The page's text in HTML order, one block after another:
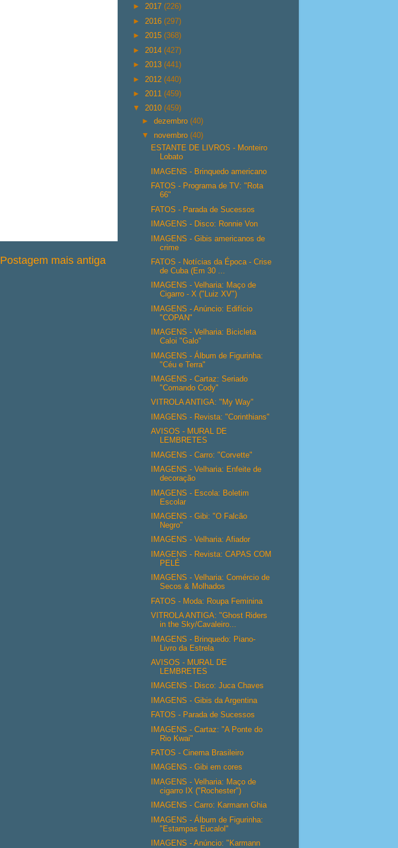
Postagem mais antiga
► 2017 (226)
► 2016 (297)
► 2015 (368)
► 2014 (427)
► 2013 (441)
► 2012 (440)
► 2011 (459)
▼ 2010 (459)
►dezembro(40)
▼ novembro(40)
ESTANTE DE LIVROS - Monteiro
Lobato
IMAGENS - Brinquedo americano
FATOS - Programa de TV: "Rota
66"
FATOS - Parada de Sucessos
IMAGENS - Disco: Ronnie Von
IMAGENS - Gibis americanos de
crime
FATOS - Notícias da Época - Crise
de Cuba (Em 30 ...
IMAGENS - Velharia: Maço de
Cigarro - X ("Luiz XV")
IMAGENS - Anúncio: Edifício
"COPAN"
IMAGENS - Velharia: Bicicleta
Caloi "Galo"
IMAGENS - Álbum de Figurinha:
"Céu e Terra"
IMAGENS - Cartaz: Seriado
"Comando Cody"
VITROLA ANTIGA: "My Way"
IMAGENS - Revista: "Corinthians"
AVISOS - MURAL DE
LEMBRETES
IMAGENS - Carro: "Corvette"
IMAGENS - Velharia: Enfeite de
decoração
IMAGENS - Escola: Boletim
Escolar
IMAGENS - Gibi: "O Falcão
Negro"
IMAGENS - Velharia: Afiador
IMAGENS - Revista: CAPAS COM
PELÉ
IMAGENS - Velharia: Comércio de
Secos & Molhados
FATOS - Moda: Roupa Feminina
VITROLA ANTIGA: "Ghost Riders
in the Sky/Cavaleiro...
IMAGENS - Brinquedo: Piano-
Livro da Estrela
AVISOS - MURAL DE
LEMBRETES
IMAGENS - Disco: Juca Chaves
IMAGENS - Gibis da Argentina
FATOS - Parada de Sucessos
IMAGENS - Cartaz: "A Ponte do
Rio Kwai"
FATOS - Cinema Brasileiro
IMAGENS - Gibi em cores
IMAGENS - Velharia: Maço de
cigarro IX ("Rochester")
IMAGENS - Carro: Karmann Ghia
IMAGENS - Álbum de Figurinha:
"Estampas Eucalol"
IMAGENS - Anúncio: "Karmann